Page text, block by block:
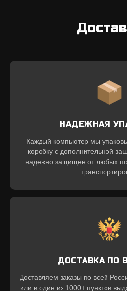
НАДЕЖНАЯ
Каждый компьютер мы
коробку с дополнительной
надежно защищен от любых
ДОСТАВКА ПО
Доставляем заказы по всей
или в один из 1000+ пунктов